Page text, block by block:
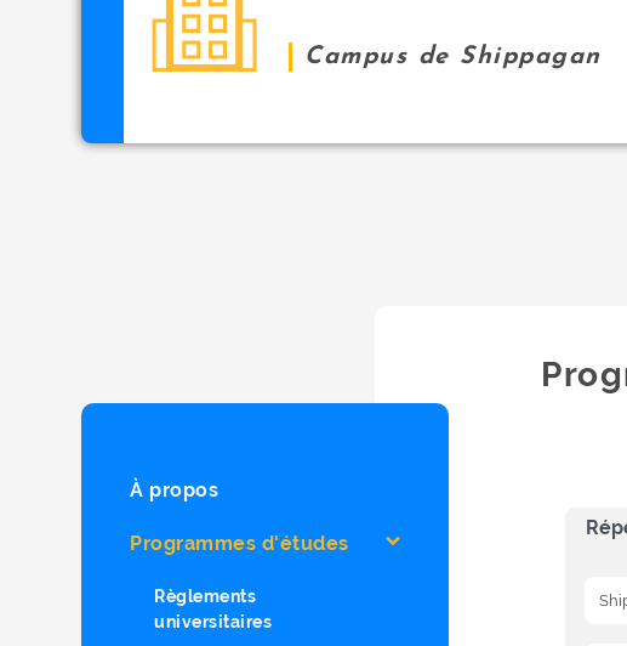
Campus de Shippagan
À propos
Programmes d'études
Règlements
universitaires